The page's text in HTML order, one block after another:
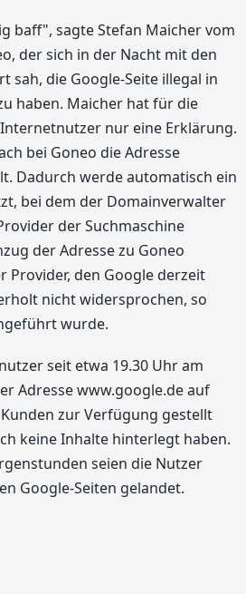
baff", sagte Stefan Maicher vom
der sich in der Nacht mit den
die Google-Seite illegal in
haben. Maicher hat für die
nur eine Erklärung.
bei Goneo die Adresse
Dadurch werde automatisch ein
bei dem der Domainverwalter
der Suchmaschine
der Adresse zu Goneo
Provider, den Google derzeit
nicht widersprochen, so
wurde.
seit etwa 19.30 Uhr am
Adresse www.google.de auf
zur Verfügung gestellt
keine Inhalte hinterlegt haben.
seien die Nutzer
Google-Seiten gelandet.